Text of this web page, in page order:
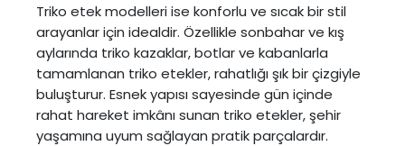
Triko etek modelleri ise konforlu ve sıcak bir stil
arayanlar için idealdir. Özellikle sonbahar ve kış
aylarında triko kazaklar, botlar ve kabanlarla
tamamlanan triko etekler, rahatlığı şık bir çizgiyle
buluşturur. Esnek yapısı sayesinde gün içinde
rahat hareket imkânı sunan triko etekler, şehir
yaşamına uyum sağlayan pratik parçalardır.